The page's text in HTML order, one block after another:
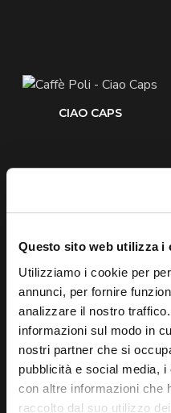
Questo sito web utilizza i
Utilizziamo i cookie per
annunci, per fornire
analizzare il nostro
informazioni sul modo in
nostri partner che si
pubblicità e social media,
con altre informazioni che
raccolto dal suo utilizzo
CIAO CAPS